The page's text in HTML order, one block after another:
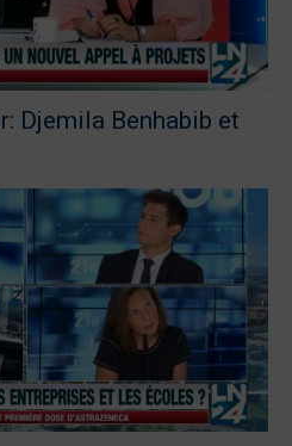
Djemila Benhabib et